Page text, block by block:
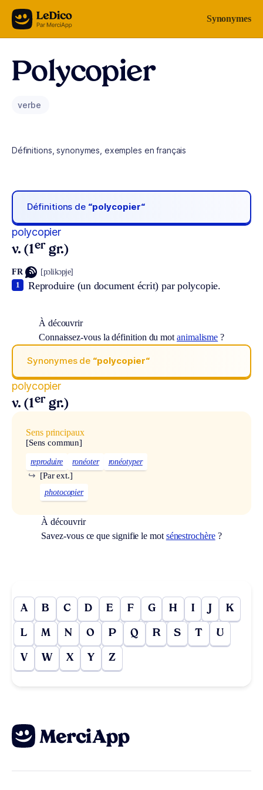
Aller au contenu Synonymes
Polycopier
verbe
Définitions, synonymes, exemples en français
Définitions de “polycopier“
polycopier
v. (1er gr.)
FR [pɔlikɔpje]
Reproduire (un document écrit) par polycopie.
1
À découvrir
Connaissez-vous la définition du mot animalisme ?
Synonymes de “polycopier“
polycopier
v. (1er gr.)
Sens principaux
[Sens commun]
reproduire ronéoter ronéotyper
[Par ext.]
↪
photocopier
À découvrir
Savez-vous ce que signifie le mot sénestrochère?
A B C D E F G H I J K
L M N O P Q R S T U
V W X Y Z